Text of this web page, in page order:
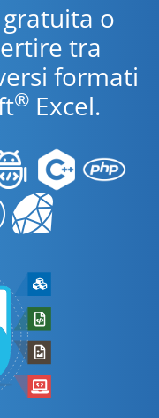
gratuita o
tra
formati
® Excel.